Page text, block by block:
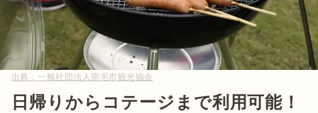
出典： 一般社団法人宿毛市観光協会
日帰りからコテージまで利用可能！